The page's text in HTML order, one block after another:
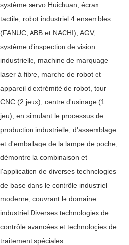
système servo Huichuan, écran
tactile, robot industriel 4 ensembles
(FANUC, ABB et NACHI), AGV,
système d'inspection de vision
industrielle, machine de marquage
laser à fibre, marche de robot et
appareil d'extrémité de robot, tour
CNC (2 jeux), centre d'usinage (1
jeu), en simulant le processus de
production industrielle, d'assemblage
et d'emballage de la lampe de poche,
démontre la combinaison et
l'application de diverses technologies
de base dans le contrôle industriel
moderne, couvrant le domaine
industriel Diverses technologies de
contrôle avancées et technologies de
traitement spéciales .